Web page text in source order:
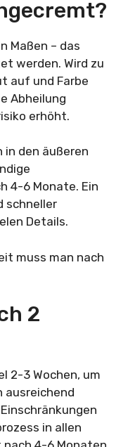
Maßen – das
werden. Wird zu
auf und Farbe
Abheilung
erhöht.
in den äußeren
4-6 Monate. Ein
schneller
Details.
2
2-3 Wochen, um
ausreichend
in allen